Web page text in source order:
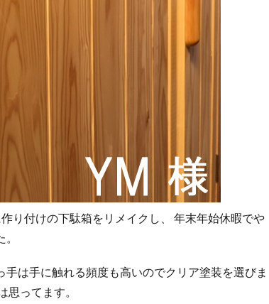
り付けの下駄箱をリメイクし、 年末年始休暇でや
は手に触れる頻度も高いのでクリア塗装を選びま
思ってます。